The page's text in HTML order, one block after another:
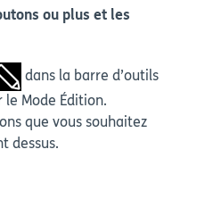
ou plus et les
dans la barre d’outils
Mode Édition.
que vous souhaitez
dessus.